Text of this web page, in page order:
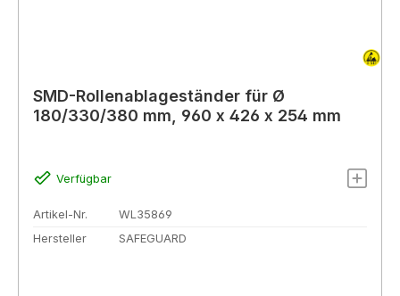
SMD-Rollenablageständer für Ø
180/330/380 mm, 960 x 426 x 254 mm
Verfügbar
Artikel-Nr.
WL35869
Hersteller
SAFEGUARD